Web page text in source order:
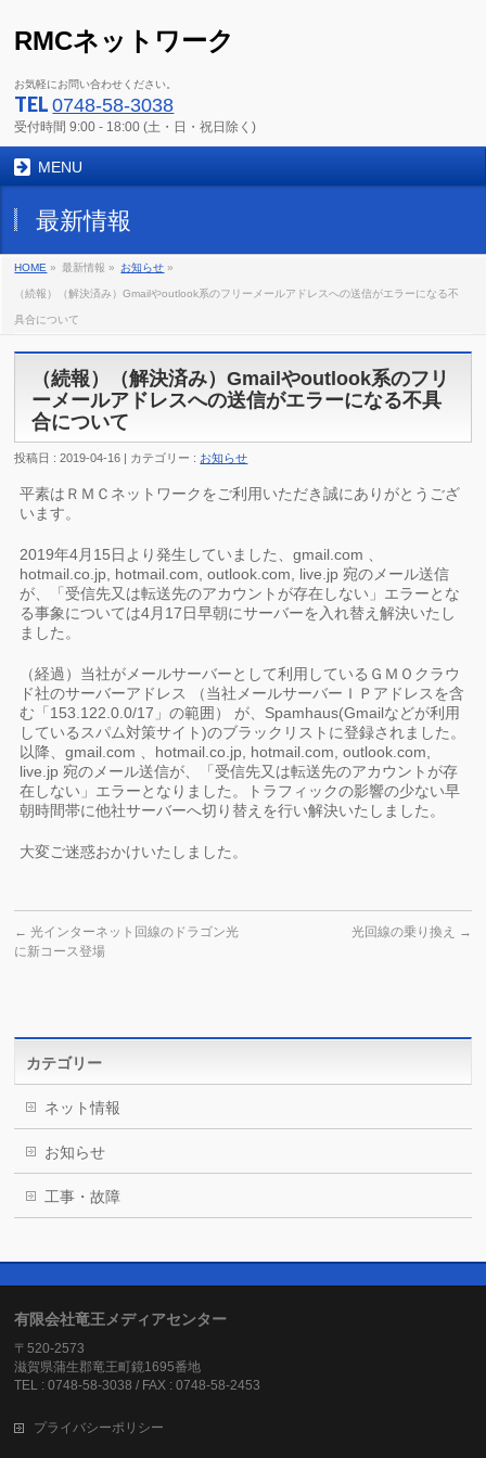
RMCネットワーク
お気軽にお問い合わせください。
TEL0748-58-3038
受付時間 9:00 - 18:00 (土・日・祝日除く)
MENU
最新情報
HOME » 最新情報 » お知らせ »
（続報）（解決済み）Gmailやoutlook系のフリーメールアドレスへの送信がエラーになる不
具合について
（続報）（解決済み）Gmailやoutlook系のフリ
ーメールアドレスへの送信がエラーになる不具
合について
投稿日 : 2019-04-16 | カテゴリー : お知らせ
平素はＲＭＣネットワークをご利用いただき誠にありがとうござ
います。
2019年4月15日より発生していました、gmail.com 、
hotmail.co.jp, hotmail.com, outlook.com, live.jp 宛のメール送信
が、「受信先又は転送先のアカウントが存在しない」エラーとな
る事象については4月17日早朝にサーバーを入れ替え解決いたし
ました。
（経過）当社がメールサーバーとして利用しているＧＭＯクラウ
ド社のサーバーアドレス （当社メールサーバーＩＰアドレスを含
む「153.122.0.0/17」の範囲） が、Spamhaus(Gmailなどが利用
しているスパム対策サイト)のブラックリストに登録されました。
以降、gmail.com 、hotmail.co.jp, hotmail.com, outlook.com,
live.jp 宛のメール送信が、「受信先又は転送先のアカウントが存
在しない」エラーとなりました。トラフィックの影響の少ない早
朝時間帯に他社サーバーへ切り替えを行い解決いたしました。
大変ご迷惑おかけいたしました。
← 光インターネット回線のドラゴン光
に新コース登場
光回線の乗り換え →
カテゴリー
ネット情報
お知らせ
工事・故障
有限会社竜王メディアセンター
〒520-2573
滋賀県蒲生郡竜王町鏡1695番地
TEL : 0748-58-3038 / FAX : 0748-58-2453
プライバシーポリシー